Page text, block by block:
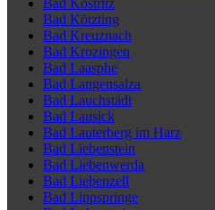
Bad Köstritz
Bad Kötzting
Bad Kreuznach
Bad Krozingen
Bad Laasphe
Bad Langensalza
Bad Lauchstädt
Bad Lausick
Bad Lauterberg im Harz
Bad Liebenstein
Bad Liebenwerda
Bad Liebenzell
Bad Lippspringe